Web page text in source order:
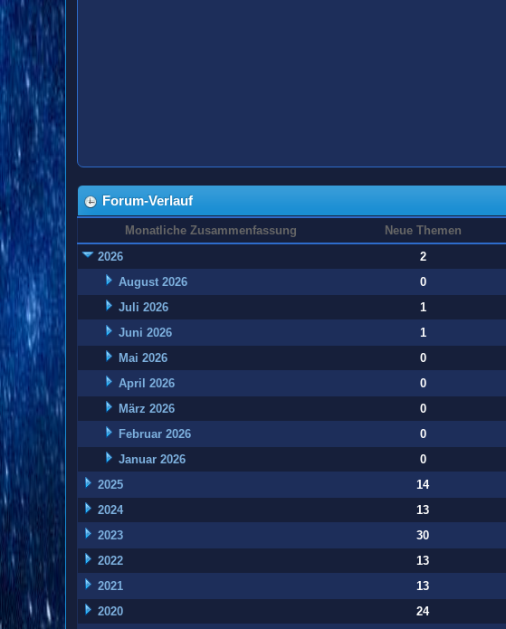
Forum-Verlauf
Monatliche Zusammenfassung Neue Themen
2026
2
August 2026
0
Juli 2026
1
Juni 2026
1
Mai 2026
0
April 2026
0
März 2026
0
Februar 2026
0
Januar 2026
0
2025
14
2024
13
2023
30
2022
13
2021
13
2020
24